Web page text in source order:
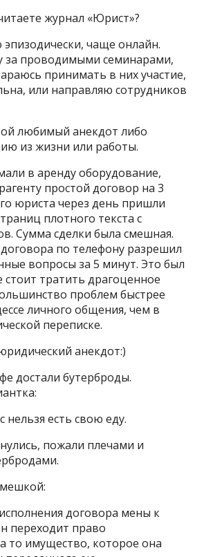
журнал «Юрист»?
чаще онлайн.
за проводимыми семинарами,
принимать в них участие,
или направляю сотрудников
любимый анекдот либо
из жизни или работы.
в аренду оборудование,
простой договор на 3
юриста через день пришли
плотного текста с
Сумма сделки была смешная.
по телефону разрешил
вопросы за 5 минут. Это был
стоит тратить драгоценное
проблем быстрее
личного общения, чем в
переписке.
анекдот:)
достали бутерброды.
нельзя есть свою еду.
пожали плечами и
договора мены к
переходит право
то имущество, которое она